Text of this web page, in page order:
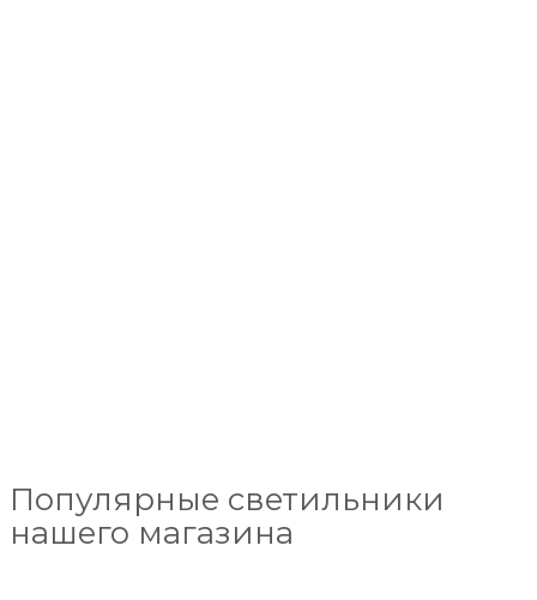
Популярные светильники
нашего магазина